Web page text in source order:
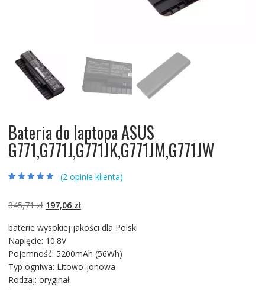
Bateria do laptopa ASUS
G771,G771J,G771JK,G771JM,G771JW
podstawie
klientów
(2opinie klienta)
345,71zł Pierwotna
wynosiła:
345,71 zł.
197,06 złAktualna
wynosi:
baterie wysokiej jakości dla Polski
Napięcie: 10.8V
Pojemność: 5200mAh (56Wh)
Typ ogniwa: Litowo-jonowa
Rodzaj: oryginał